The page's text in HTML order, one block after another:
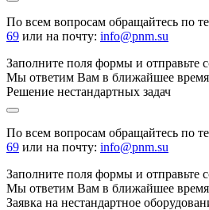
По всем вопросам обращайтесь по
69 или на почту: info@pnm.su
Заполните поля формы и отправьте
Мы ответим Вам в ближайшее
Решение нестандартных задач
По всем вопросам обращайтесь по
69 или на почту: info@pnm.su
Заполните поля формы и отправьте
Мы ответим Вам в ближайшее
Заявка на нестандартное